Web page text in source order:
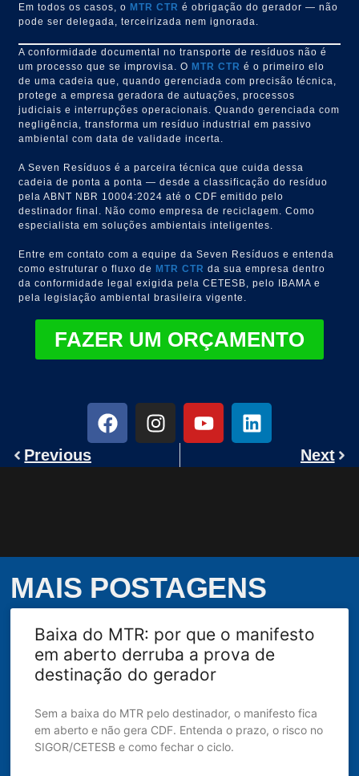
Em todos os casos, o MTR CTR é obrigação do gerador — não
pode ser delegada, terceirizada nem ignorada.
A conformidade documental no transporte de resíduos não é
um processo que se improvisa. O MTR CTR é o primeiro elo
de uma cadeia que, quando gerenciada com precisão técnica,
protege a empresa geradora de autuações, processos
judiciais e interrupções operacionais. Quando gerenciada com
negligência, transforma um resíduo industrial em passivo
ambiental com data de validade incerta.
A Seven Resíduos é a parceira técnica que cuida dessa
cadeia de ponta a ponta — desde a classificação do resíduo
pela ABNT NBR 10004:2024 até o CDF emitido pelo
destinador final. Não como empresa de reciclagem. Como
especialista em soluções ambientais inteligentes.
Entre em contato com a equipe da Seven Resíduos e entenda
como estruturar o fluxo de MTR CTR da sua empresa dentro
da conformidade legal exigida pela CETESB, pelo IBAMA e
pela legislação ambiental brasileira vigente.
FAZER UM ORÇAMENTO
Previous Next
MAIS POSTAGENS
Baixa do MTR: por que o manifesto
em aberto derruba a prova de
destinação do gerador
Sem a baixa do MTR pelo destinador, o manifesto fica
em aberto e não gera CDF. Entenda o prazo, o risco no
SIGOR/CETESB e como fechar o ciclo.